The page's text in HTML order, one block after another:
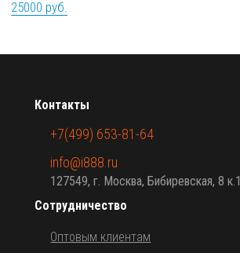
25000 руб.
Сотрудничество
Оптовым клиентам
Контакты
+7(499) 653-81-64
info@i888.ru
127549, г. Москва, Бибиревская, 8 к.1